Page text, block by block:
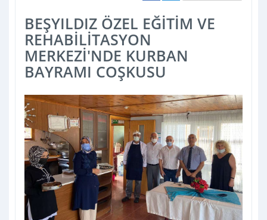
BEŞYILDIZ ÖZEL EĞİTİM VE
REHABİLİTASYON
MERKEZİ'NDE KURBAN
BAYRAMI COŞKUSU